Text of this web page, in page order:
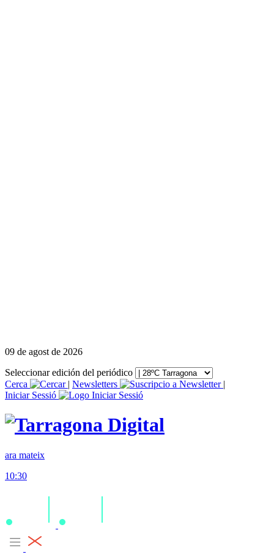
09 de agost de 2026
Seleccionar edición del periódico
Cerca
| Newsletters
|
Iniciar Sessió
ara mateix
10:30